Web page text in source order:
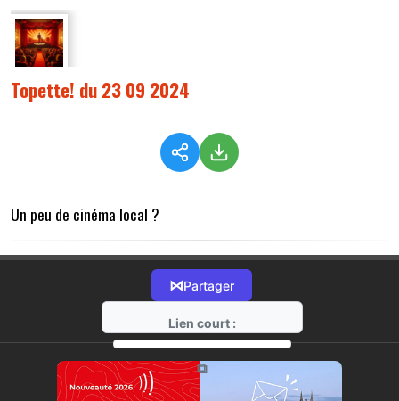
Topette! du 23 09 2024
Un peu de cinéma local ?
⋈Partager
Lien court :
https://radio-g.fr?15553
⧉